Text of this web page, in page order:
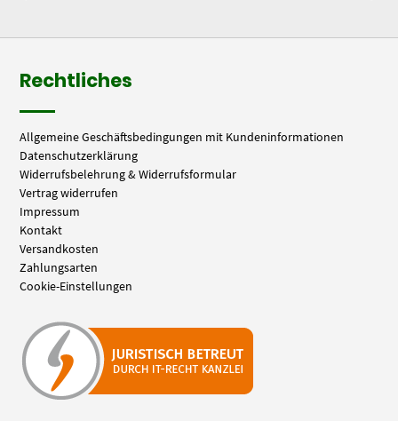
Rechtliches
Allgemeine Geschäftsbedingungen mit Kundeninformationen
Datenschutzerklärung
Widerrufsbelehrung & Widerrufsformular
Vertrag widerrufen
Impressum
Kontakt
Versandkosten
Zahlungsarten
Cookie-Einstellungen